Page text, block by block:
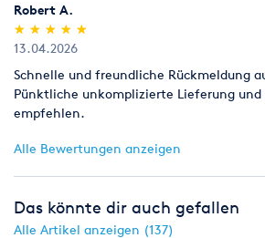
Robert A.
(*)
★
★
(*) ★
★
(*) ★
★
(*) ★
★
(*) ★
★
13.04.2026
Schnelle und freundliche Rückmeldung
Pünktliche unkomplizierte Lieferung und
empfehlen.
Alle Bewertungen anzeigen
Das könnte dir auch gefallen
Alle Artikel anzeigen (137)